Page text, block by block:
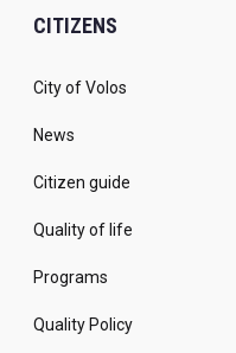
CITIZENS
City of Volos
News
Citizen guide
Quality of life
Programs
Quality Policy